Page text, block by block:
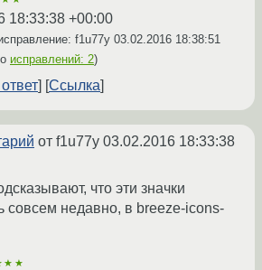
18:33:38 +00:00
f1u77y 03.02.2016 18:38:51
исправлений: 2)
Ссылка
от f1u77y 03.02.2016 18:33:38
что эти значки
совсем недавно, в breeze-icons-